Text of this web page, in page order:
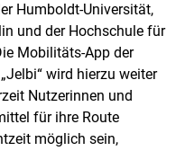
Humboldt-Universität,
und der Hochschule für
Mobilitäts-App der
wird hierzu weiter
Nutzerinnen und
für ihre Route
möglich sein,